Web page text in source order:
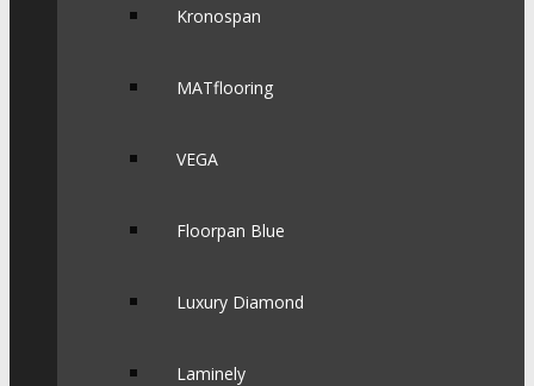
Kronospan
MATflooring
VEGA
Floorpan Blue
Luxury Diamond
Laminely